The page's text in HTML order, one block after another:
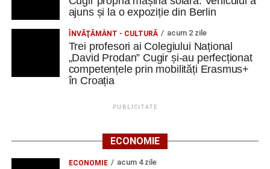
ajuns și la o expoziție din Berlin
ÎNVĂŢĂMÂNT - CULTURĂ acum 2 zile
Trei profesori ai Colegiului Național
„David Prodan” Cugir și-au perfecționat
competențele prin mobilități Erasmus+
în Croația
PUBLICITATE
ECONOMIE
ECONOMIE acum 4 zile